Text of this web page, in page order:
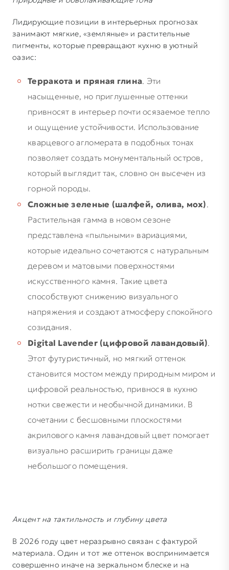
Лидирующие позиции в интерьерных прогнозах
занимают мягкие, «земляные» и растительные
пигменты, которые превращают кухню в уютный
оазис:
Терракота и пряная глина. Эти
насыщенные, но приглушенные оттенки
привносят в интерьер почти осязаемое тепло
и ощущение устойчивости. Использование
кварцевого агломерата в подобных тонах
позволяет создать монументальный остров,
который выглядит так, словно он высечен из
горной породы.
Сложные зеленые (шалфей, олива, мох).
Растительная гамма в новом сезоне
представлена «пыльными» вариациями,
которые идеально сочетаются с натуральным
деревом и матовыми поверхностями
искусственного камня. Такие цвета
способствуют снижению визуального
напряжения и создают атмосферу спокойного
созидания.
Digital Lavender (цифровой лавандовый).
Этот футуристичный, но мягкий оттенок
становится мостом между природным миром и
цифровой реальностью, привнося в кухню
нотки свежести и необычной динамики. В
сочетании с бесшовными плоскостями
акрилового камня лавандовый цвет помогает
визуально расширить границы даже
небольшого помещения.
Акцент на тактильность и глубину цвета
В 2026 году цвет неразрывно связан с фактурой
материала. Один и тот же оттенок воспринимается
совершенно иначе на зеркальном блеске и на